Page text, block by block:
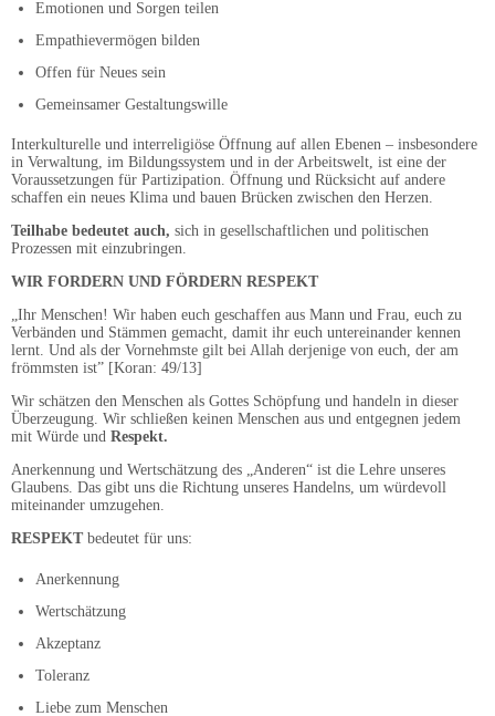
Emotionen und Sorgen teilen
Empathievermögen bilden
Offen für Neues sein
Gemeinsamer Gestaltungswille
Interkulturelle und interreligiöse Öffnung auf allen Ebenen – insbesondere
in Verwaltung, im Bildungssystem und in der Arbeitswelt, ist eine der
Voraussetzungen für Partizipation. Öffnung und Rücksicht auf andere
schaffen ein neues Klima und bauen Brücken zwischen den Herzen.
Teilhabe bedeutet auch, sich in gesellschaftlichen und politischen
Prozessen mit einzubringen.
WIR FORDERN UND FÖRDERN RESPEKT
„Ihr Menschen! Wir haben euch geschaffen aus Mann und Frau, euch zu
Verbänden und Stämmen gemacht, damit ihr euch untereinander kennen
lernt. Und als der Vornehmste gilt bei Allah derjenige von euch, der am
frömmsten ist” [Koran: 49/13]
Wir schätzen den Menschen als Gottes Schöpfung und handeln in dieser
Überzeugung. Wir schließen keinen Menschen aus und entgegnen jedem
mit Würde und Respekt.
Anerkennung und Wertschätzung des „Anderen“ ist die Lehre unseres
Glaubens. Das gibt uns die Richtung unseres Handelns, um würdevoll
miteinander umzugehen.
RESPEKT bedeutet für uns:
Anerkennung
Wertschätzung
Akzeptanz
Toleranz
Liebe zum Menschen